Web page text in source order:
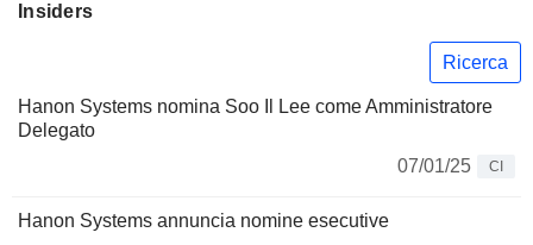
Insiders
Ricerca
Hanon Systems nomina Soo Il Lee come Amministratore
Delegato
07/01/25
CI
Hanon Systems annuncia nomine esecutive